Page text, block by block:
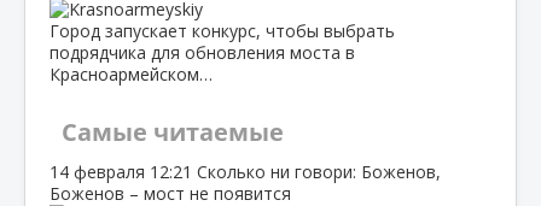
Город запускает конкурс, чтобы выбрать
подрядчика для обновления моста в
Красноармейском…
Самые читаемые
14 февраля 12:21 Сколько ни говори: Боженов,
Боженов – мост не появится